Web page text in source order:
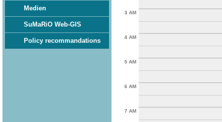
Medien
SuMaRiO Web-GIS
Policy recommandations
3 AM
4 AM
5 AM
6 AM
7 AM